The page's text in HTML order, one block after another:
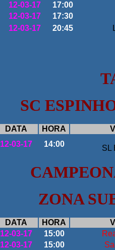
12-03-17
17:00
12-03-17
17:30
12-03-17
20:45
SC
DATA HORA
12-03-17
14:00 SL
ZONA
DATA HORA
12-03-17
15:00
12-03-17
15:00